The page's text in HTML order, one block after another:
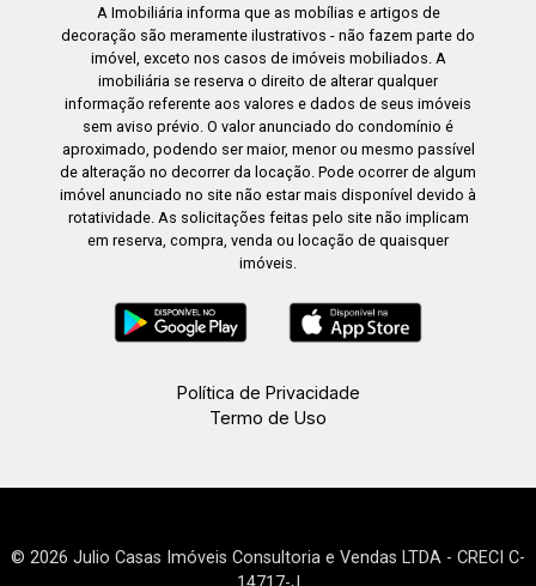
A Imobiliária informa que as mobílias e artigos de
decoração são meramente ilustrativos - não fazem parte do
imóvel, exceto nos casos de imóveis mobiliados. A
imobiliária se reserva o direito de alterar qualquer
informação referente aos valores e dados de seus imóveis
sem aviso prévio. O valor anunciado do condomínio é
aproximado, podendo ser maior, menor ou mesmo passível
de alteração no decorrer da locação. Pode ocorrer de algum
imóvel anunciado no site não estar mais disponível devido à
rotatividade. As solicitações feitas pelo site não implicam
em reserva, compra, venda ou locação de quaisquer
imóveis.
Política de Privacidade
Termo de Uso
© 2026 Julio Casas Imóveis Consultoria e Vendas LTDA - CRECI C-